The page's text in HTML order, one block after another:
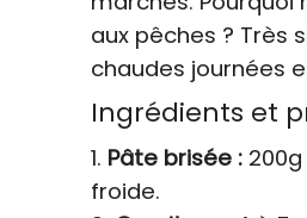
aux pêches ? Très
chaudes journées
Ingrédients et
Pâte brisée :
froide.